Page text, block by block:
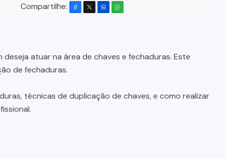
Compartilhe:
atuar na área de chaves e fechaduras. Este
de fechaduras.
técnicas de duplicação de chaves, e como realizar